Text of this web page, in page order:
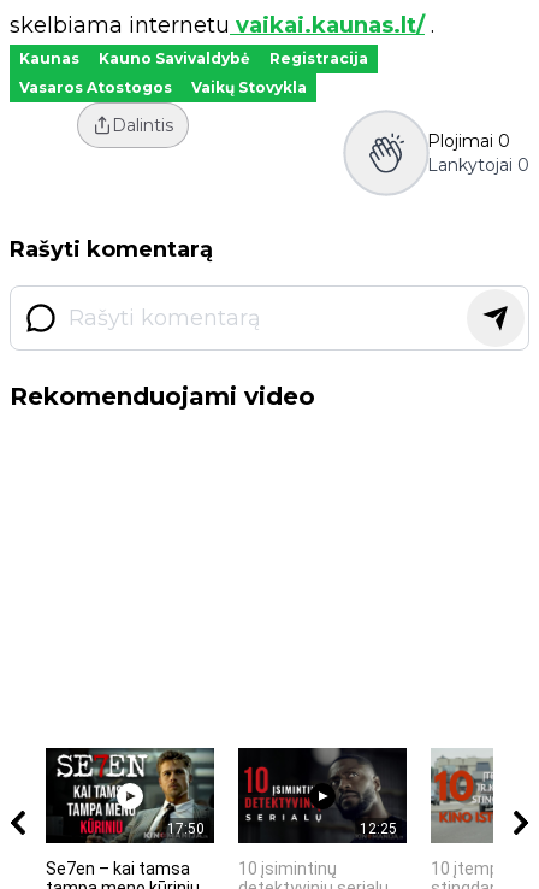
skelbiama internetu vaikai.kaunas.lt/.
Kaunas Kauno Savivaldybė
Registracija
Vasaros Atostogos
Vaikų Stovykla
Dalintis
Plojimai 0
Lankytojai 0
Rašyti komentarą
Rekomenduojami video
17:50
Se7en – kai tamsa
12:25
10 įsimintinų
10 įtemptų,